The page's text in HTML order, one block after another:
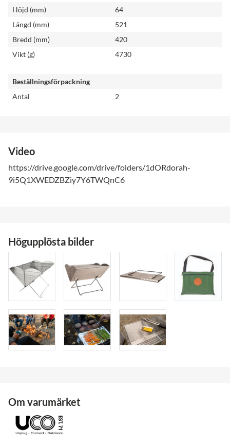
Höjd (mm)
64
Längd (mm)
521
Bredd (mm)
420
Vikt (g)
4730
Beställningsförpackning
Antal
2
Video
https://drive.google.com/drive/folders/1dORdorah-
9i5Q1XWEDZBZiy7Y6TWQnC6
Högupplösta bilder
Om varumärket